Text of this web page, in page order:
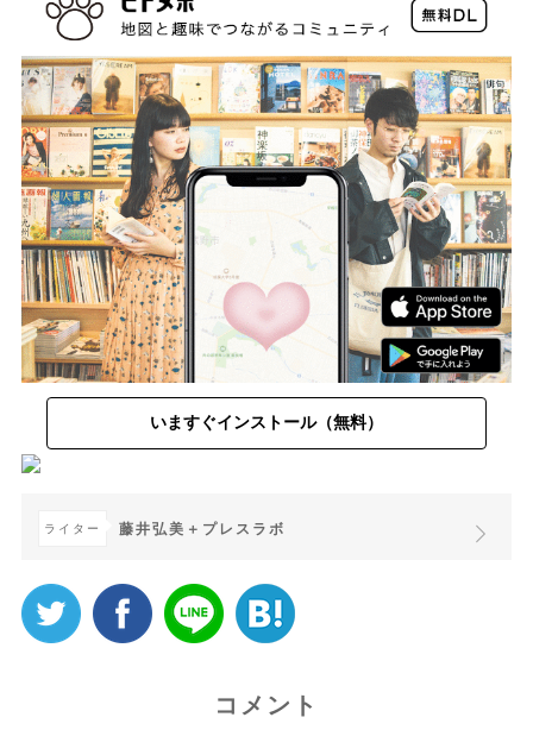
いますぐインストール（無料）
ライター 藤井弘美＋プレスラボ
コメント